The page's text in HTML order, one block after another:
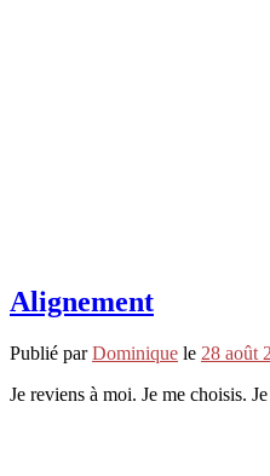
Alignement
Publié parDominique le 28 août
Je reviens à moi. Je me choisis.